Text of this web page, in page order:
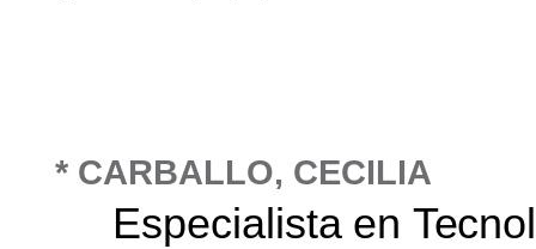
* CARBALLO, CECILIA
Especialista en